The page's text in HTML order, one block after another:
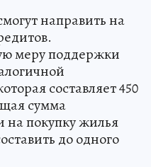
направить на
меру поддержки
составляет 450
сумма
на покупку жилья
до одного